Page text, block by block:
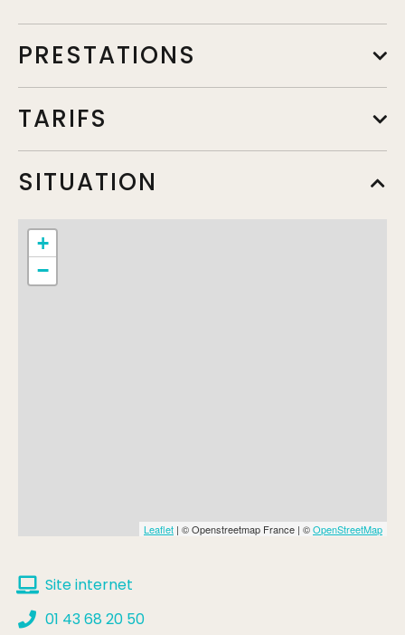
PRESTATIONS
TARIFS
SITUATION
+
−
Leaflet | © Openstreetmap France | ©OpenStreetMap
Site internet
01 43 68 20 50